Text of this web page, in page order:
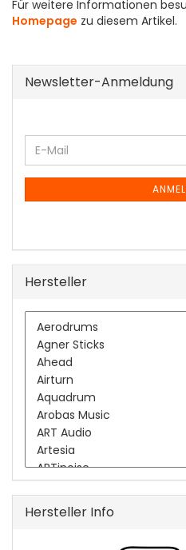
Für weitere Informationen
Homepage zu diesem Artikel.
Newsletter-Anmeldung
WEITER
ZUR
NEWSLETTER-
E-
Mail
Hersteller
Hersteller Info